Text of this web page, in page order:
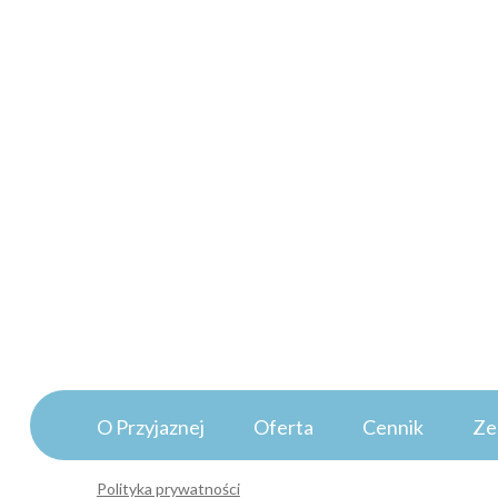
O Przyjaznej Oferta Cennik
Polityka prywatności